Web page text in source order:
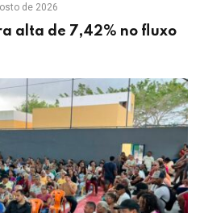
de 2026
alta de 7,42% no fluxo